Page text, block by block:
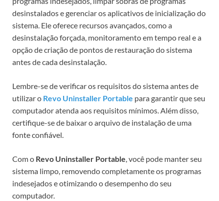
desinstalados e gerenciar os aplicativos de inicialização do
sistema. Ele oferece recursos avançados, como a
desinstalação forçada, monitoramento em tempo real e a
opção de criação de pontos de restauração do sistema
antes de cada desinstalação.
Lembre-se de verificar os requisitos do sistema antes de
utilizar o Revo Uninstaller Portable para garantir que seu
computador atenda aos requisitos mínimos. Além disso,
certifique-se de baixar o arquivo de instalação de uma
fonte confiável.
Com o Revo Uninstaller Portable, você pode manter seu
sistema limpo, removendo completamente os programas
indesejados e otimizando o desempenho do seu
computador.